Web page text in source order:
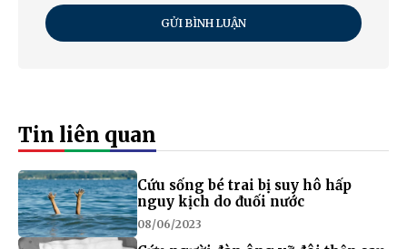
GỬI BÌNH LUẬN
Tin liên quan
Cứu sống bé trai bị suy hô hấp
nguy kịch do đuối nước
08/06/2023